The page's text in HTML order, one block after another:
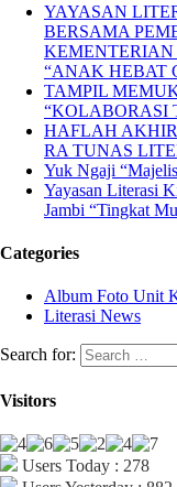
YAYASAN
BERSAMA
“ANAK HEBAT
TAMPIL
“KOLABORASI
HAFLAH
RA TUNAS
Yuk Ngaji
Yayasan Literasi
Jambi “Tingkat
Categories
Album Foto Unit
Literasi News
Search for:
Visitors
Users Today : 278